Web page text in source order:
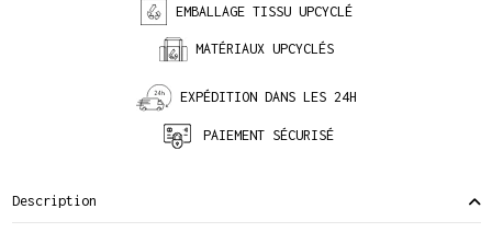
EMBALLAGE TISSU UPCYCLÉ
MATÉRIAUX UPCYCLÉS
EXPÉDITION DANS LES 24H
PAIEMENT SÉCURISÉ
Description